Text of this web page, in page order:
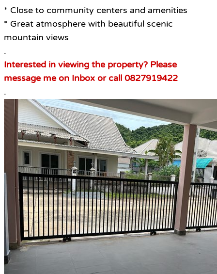
* Close to community centers and amenities
* Great atmosphere with beautiful scenic
mountain views
.
Interested in viewing the property? Please
message me on Inbox or call 0827919422
.